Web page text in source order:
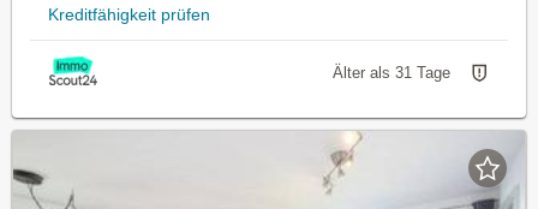
Kreditfähigkeit prüfen
Älter als 31 Tage